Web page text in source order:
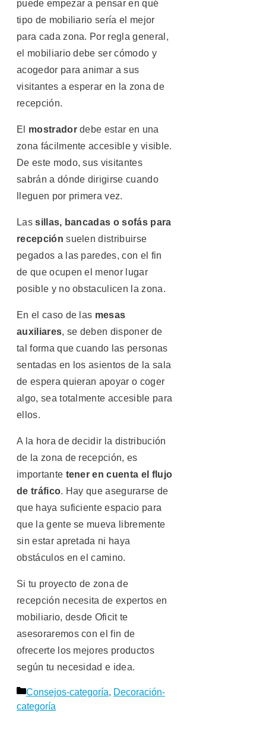
puede empezar a pensar en qué
tipo de mobiliario sería el mejor
para cada zona. Por regla general,
el mobiliario debe ser cómodo y
acogedor para animar a sus
visitantes a esperar en la zona de
recepción.
El mostradordebe estar en una
zona fácilmente accesible y visible.
De este modo, sus visitantes
sabrán a dónde dirigirse cuando
lleguen por primera vez.
Lassillas, bancadas o sofás para
recepción suelen distribuirse
pegados a las paredes, con el fin
de que ocupen el menor lugar
posible y no obstaculicen la zona.
En el caso de las mesas
auxiliares, se deben disponer de
tal forma que cuando las personas
sentadas en los asientos de la sala
de espera quieran apoyar o coger
algo, sea totalmente accesible para
ellos.
A la hora de decidir la distribución
de la zona de recepción, es
importante tener en cuenta el flujo
de tráfico. Hay que asegurarse de
que haya suficiente espacio para
que la gente se mueva libremente
sin estar apretada ni haya
obstáculos en el camino.
Si tu proyecto de zona de
recepción necesita de expertos en
mobiliario, desde Oficit te
asesoraremos con el fin de
ofrecerte los mejores productos
según tu necesidad e idea.
Categorías
Consejos-categoría, Decoración-
categoría